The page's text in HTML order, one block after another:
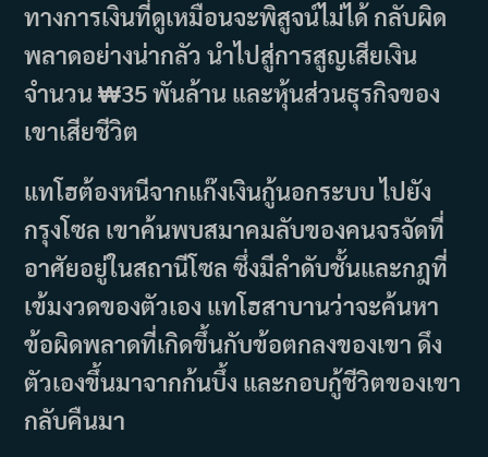
ทางการเงินที่ดูเหมือนจะพิสูจน์ไม่ได้ กลับผิด
พลาดอย่างน่ากลัว นำไปสู่การสูญเสียเงิน
จำนวน ₩35 พันล้าน และหุ้นส่วนธุรกิจของ
เขาเสียชีวิต
แทโฮต้องหนีจากแก๊งเงินกู้นอกระบบ ไปยัง
กรุงโซล เขาค้นพบสมาคมลับของคนจรจัดที่
อาศัยอยู่ในสถานีโซล ซึ่งมีลำดับชั้นและกฎที่
เข้มงวดของตัวเอง แทโฮสาบานว่าจะค้นหา
ข้อผิดพลาดที่เกิดขึ้นกับข้อตกลงของเขา ดึง
ตัวเองขึ้นมาจากก้นบึ้ง และกอบกู้ชีวิตของเขา
กลับคืนมา